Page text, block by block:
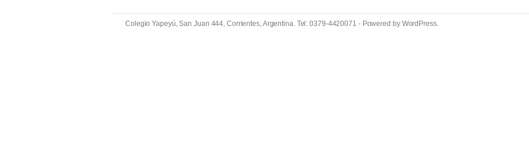
Colegio Yapeyú, San Juan 444, Corrientes, Argentina. Tel: 0379-4420071 - Powered by WordPress.